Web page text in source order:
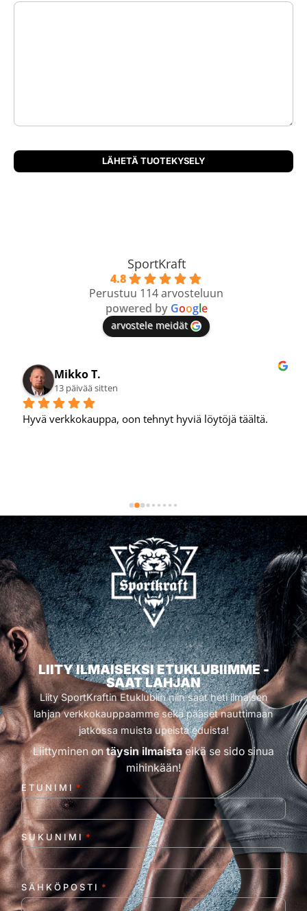
SportKraft
4.8
Perustuu 114 arvosteluun
powered by Google
arvostele meidät
Mikko T.
13 päivää sitten
Hyvä verkkokauppa, oon tehnyt hyviä löytöjä täältä.
LIITY ILMAISEKSI ETUKLUBIIMME -
SAAT LAHJAN
Liity SportKraftin Etuklubiin niin saat heti ilmaisen
lahjan verkkokauppaamme sekä pääset nauttimaan
jatkossa muista upeista eduista!
Liittyminen ontäysin ilmaistaeikä se sido sinua
mihinkään!
ETUNIMI *
SUKUNIMI *
SÄHKÖPOSTI *